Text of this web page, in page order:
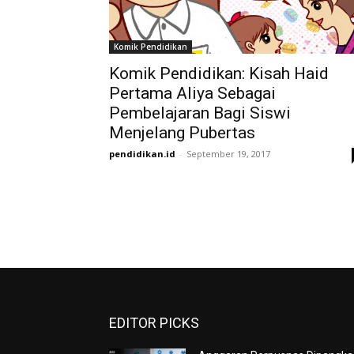
Komik Pendidikan
Komik Pendidikan: Kisah Haid
Pertama Aliya Sebagai
Pembelajaran Bagi Siswi
Menjelang Pubertas
pendidikan.id - September 19, 2017
EDITOR PICKS